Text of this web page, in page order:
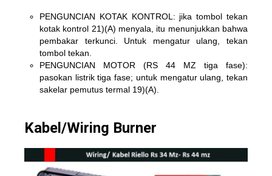
PENGUNCIAN KOTAK KONTROL: jika tombol tekan
kotak kontrol 21)(A) menyala, itu menunjukkan bahwa
pembakar terkunci. Untuk mengatur ulang, tekan
tombol tekan.
PENGUNCIAN MOTOR (RS 44 MZ tiga fase):
pasokan listrik tiga fase; untuk mengatur ulang, tekan
sakelar pemutus termal 19)(A).
Kabel/Wiring Burner